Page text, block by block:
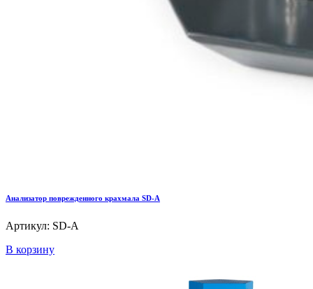
Анализатор поврежденного крахмала SD-A
Артикул: SD-A
В корзину